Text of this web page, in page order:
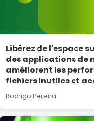
Libérez de l'espace
des applications de
améliorent les
fichiers inutiles et
Rodrigo Pereira